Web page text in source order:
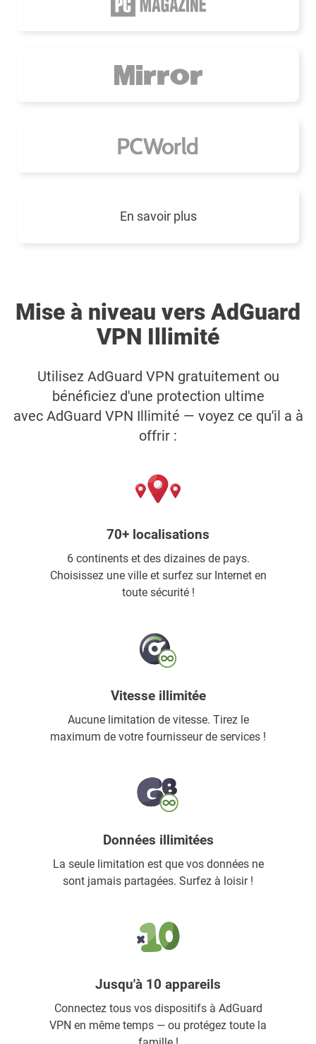
En savoir plus
Mise à niveau vers AdGuard
VPN Illimité
Utilisez AdGuard VPN gratuitement ou
bénéficiez d'une protection ultime
avec AdGuard VPN Illimité — voyez ce qu'il a à
offrir :
70+ localisations
6 continents et des dizaines de pays.
Choisissez une ville et surfez sur Internet en
toute sécurité !
Vitesse illimitée
Aucune limitation de vitesse. Tirez le
maximum de votre fournisseur de services !
Données illimitées
La seule limitation est que vos données ne
sont jamais partagées. Surfez à loisir !
Jusqu'à 10 appareils
Connectez tous vos dispositifs à AdGuard
VPN en même temps — ou protégez toute la